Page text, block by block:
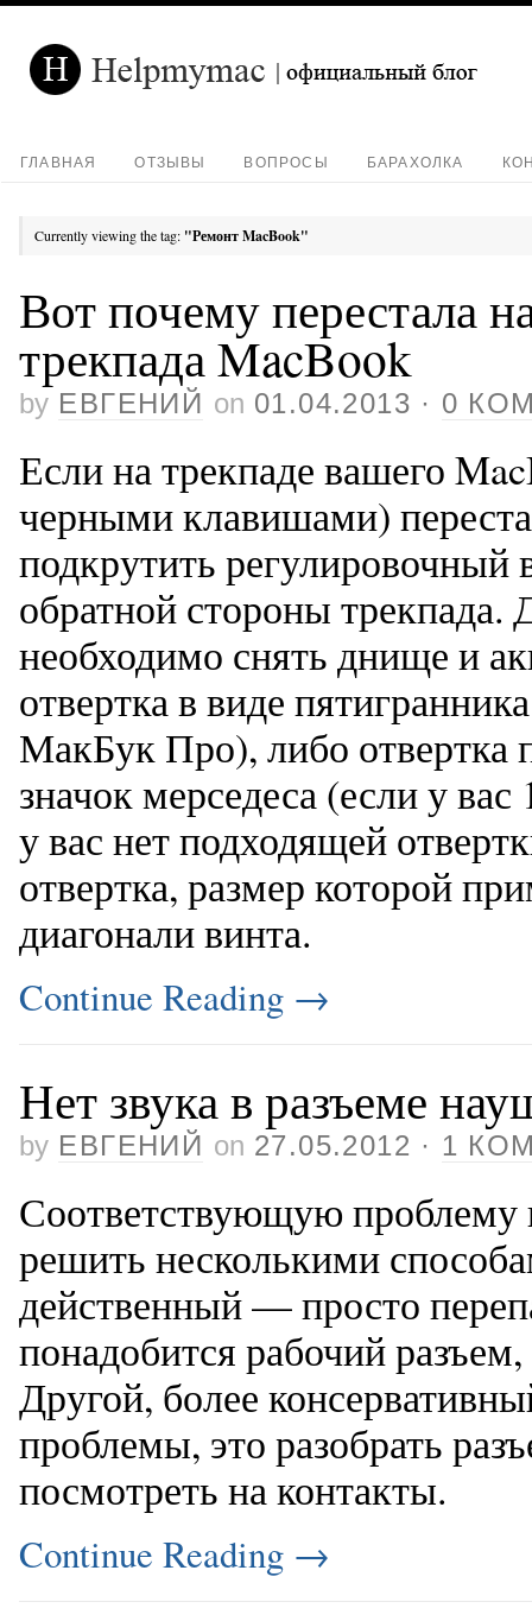
ГЛАВНАЯ ОТЗЫВЫ ВОПРОСЫ БАРАХОЛКА
Currently viewing the tag: "Ремонт MacBook"
Вот почему перестала
трекпада MacBook
by ЕВГЕНИЙ on 01.04.2013 · 0
Если на трекпаде вашего
черными клавишами)
подкрутить регулировочный
обратной стороны трекпада.
необходимо снять днище и
отвертка в виде
МакБук Про), либо
значок мерседеса (если у
у вас нет подходящей
отвертка, размер которой
диагонали винта.
Continue Reading →
Нет звука в разъеме
by ЕВГЕНИЙ on 27.05.2012 · 1
Соответствующую
решить несколькими
действенный — просто
понадобится рабочий
Другой, более
проблемы, это разобрать
посмотреть на контакты.
Continue Reading →